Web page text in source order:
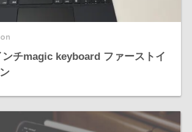
チmagic keyboard ファーストイ